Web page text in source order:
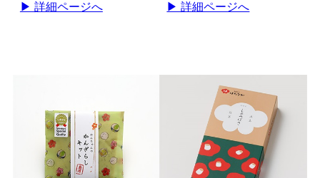
▶ 詳細ページへ ▶ 詳細ページへ